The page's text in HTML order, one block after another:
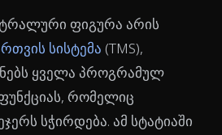
ფიგურა არის
სისტემა (TMS),
ყველა პროგრამულ
რომელიც
სჭირდება. ამ სტატიაში